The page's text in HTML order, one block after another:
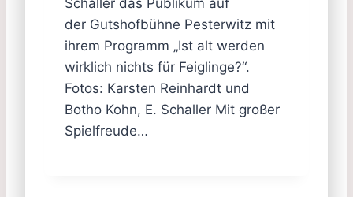
Schaller das Publikum auf
der Gutshofbühne Pesterwitz mit
ihrem Programm „Ist alt werden
wirklich nichts für Feiglinge?“.
Fotos: Karsten Reinhardt und
Botho Kohn, E. Schaller Mit großer
Spielfreude…